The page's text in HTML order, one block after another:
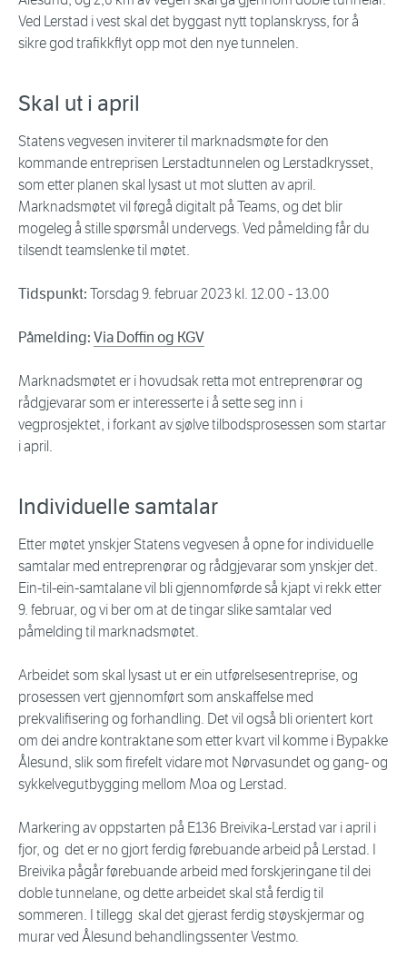
Ved Lerstad i vest skal det byggast nytt toplanskryss, for å
sikre god trafikkflyt opp mot den nye tunnelen.
Skal ut i april
Statens vegvesen inviterer til marknadsmøte for den
kommande entreprisen Lerstadtunnelen og Lerstadkrysset,
som etter planen skal lysast ut mot slutten av april.
Marknadsmøtet vil føregå digitalt på Teams, og det blir
mogeleg å stille spørsmål undervegs. Ved påmelding får du
tilsendt teamslenke til møtet.
Tidspunkt: Torsdag 9. februar 2023 kl. 12.00 - 13.00
Påmelding: Via Doffin og KGV
Marknadsmøtet er i hovudsak retta mot entreprenørar og
rådgjevarar som er interesserte i å sette seg inn i
vegprosjektet, i forkant av sjølve tilbodsprosessen som startar
i april.
Individuelle samtalar
Etter møtet ynskjer Statens vegvesen å opne for individuelle
samtalar med entreprenørar og rådgjevarar som ynskjer det.
Ein-til-ein-samtalane vil bli gjennomførde så kjapt vi rekk etter
9. februar, og vi ber om at de tingar slike samtalar ved
påmelding til marknadsmøtet.
Arbeidet som skal lysast ut er ein utførelsesentreprise, og
prosessen vert gjennomført som anskaffelse med
prekvalifisering og forhandling. Det vil også bli orientert kort
om dei andre kontraktane som etter kvart vil komme i Bypakke
Ålesund, slik som firefelt vidare mot Nørvasundet og gang- og
sykkelvegutbygging mellom Moa og Lerstad.
Markering av oppstarten på E136 Breivika-Lerstad var i april i
fjor, og det er no gjort ferdig førebuande arbeid på Lerstad. I
Breivika pågår førebuande arbeid med forskjeringane til dei
doble tunnelane, og dette arbeidet skal stå ferdig til
sommeren. I tillegg skal det gjerast ferdig støyskjermar og
murar ved Ålesund behandlingssenter Vestmo.